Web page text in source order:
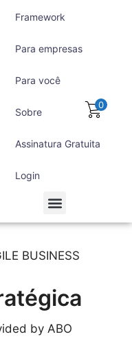
Framework
Para empresas
Para você
Sobre
Assinatura Gratuita
Login
0
BUSINESS
by ABO